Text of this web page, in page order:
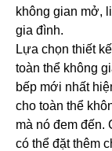
không gian mở,
gia đình.
Lựa chọn thiết
toàn thể không
bếp mới nhất
cho toàn thể
mà nó đem đến.
có thể đặt thêm